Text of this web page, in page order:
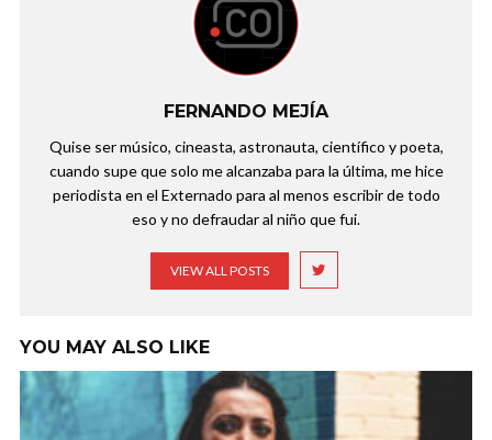
FERNANDO MEJÍA
Quise ser músico, cineasta, astronauta, científico y poeta,
cuando supe que solo me alcanzaba para la última, me hice
periodista en el Externado para al menos escribir de todo
eso y no defraudar al niño que fui.
VIEW ALL POSTS
YOU MAY ALSO LIKE